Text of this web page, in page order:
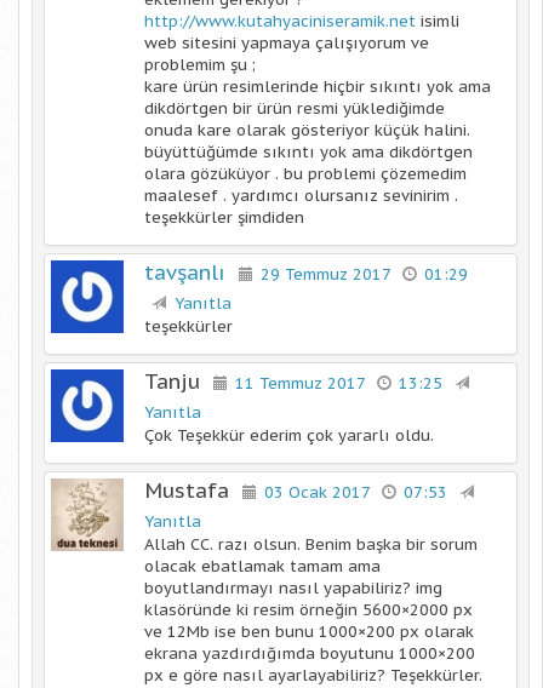
http://www.kutahyaciniseramik.netisimli
web sitesini yapmaya çalışıyorum ve
problemim şu ;
kare ürün resimlerinde hiçbir sıkıntı yok ama
dikdörtgen bir ürün resmi yüklediğimde
onuda kare olarak gösteriyor küçük halini.
büyüttüğümde sıkıntı yok ama dikdörtgen
olara gözüküyor . bu problemi çözemedim
maalesef . yardımcı olursanız sevinirim .
teşekkürler şimdiden
tavşanlı 29 Temmuz 2017
01:29
Yanıtla
teşekkürler
Tanju 11 Temmuz 2017
13:25
Yanıtla
Çok Teşekkür ederim çok yararlı oldu.
Mustafa 03 Ocak 2017
07:53
Yanıtla
Allah CC. razı olsun. Benim başka bir sorum
olacak ebatlamak tamam ama
boyutlandırmayı nasıl yapabiliriz? img
klasöründe ki resim örneğin 5600×2000 px
ve 12Mb ise ben bunu 1000×200 px olarak
ekrana yazdırdığımda boyutunu 1000×200
px e göre nasıl ayarlayabiliriz? Teşekkürler.